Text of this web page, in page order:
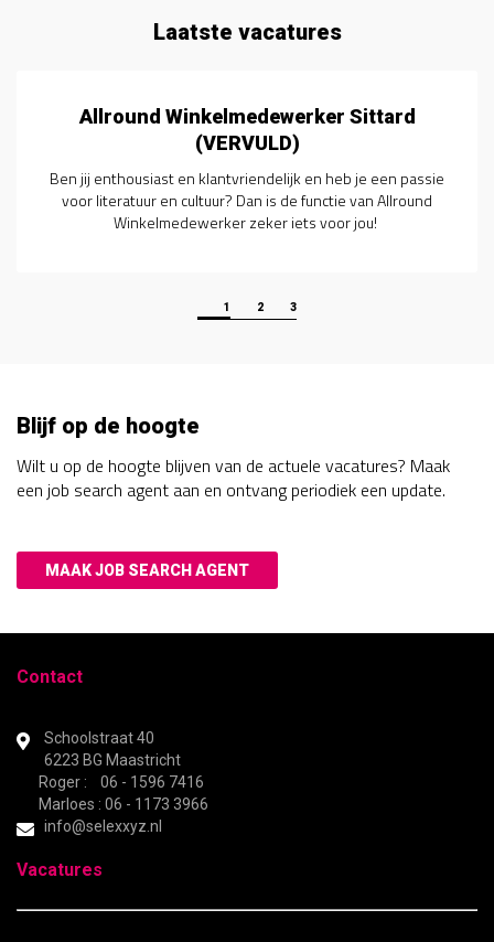
Laatste vacatures
Allround Winkelmedewerker Sittard
(VERVULD)
Ben jij enthousiast en klantvriendelijk en heb je een passie
voor literatuur en cultuur? Dan is de functie van Allround
Winkelmedewerker zeker iets voor jou!
1 2 3
Blijf op de hoogte
Wilt u op de hoogte blijven van de actuele vacatures? Maak
een job search agent aan en ontvang periodiek een update.
MAAK JOB SEARCH AGENT
Contact
Schoolstraat 40
6223 BG Maastricht
Roger : 06 - 1596 7416
Marloes : 06 - 1173 3966
info@selexxyz.nl
Vacatures